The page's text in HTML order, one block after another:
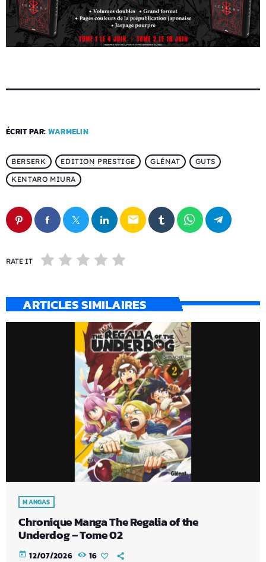
ÉCRIT PAR: WARMELIN
BERSERK EDITION PRESTIGE GLÉNAT
GUTS
KENTARO MIURA
email
RATE IT
ARTICLES SIMILAIRES
MANGAS
Chronique Manga The Regalia of the
Underdog – Tome 02
today 12/07/2026 16